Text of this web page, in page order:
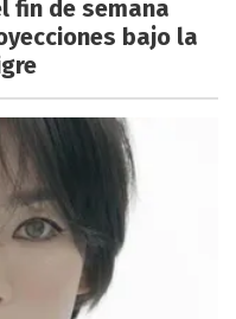
fin de semana
bajo la